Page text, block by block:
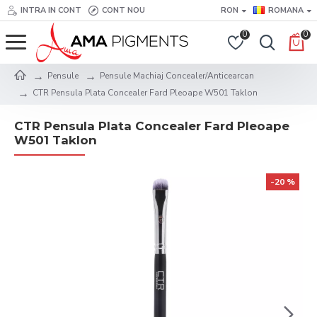
INTRA IN CONT CONT NOU RON ROMANA
0 0
Pensule
Pensule Machiaj Concealer/Anticearcan
CTR Pensula Plata Concealer Fard Pleoape W501 Taklon
CTR Pensula Plata Concealer Fard Pleoape
W501 Taklon
-20 %